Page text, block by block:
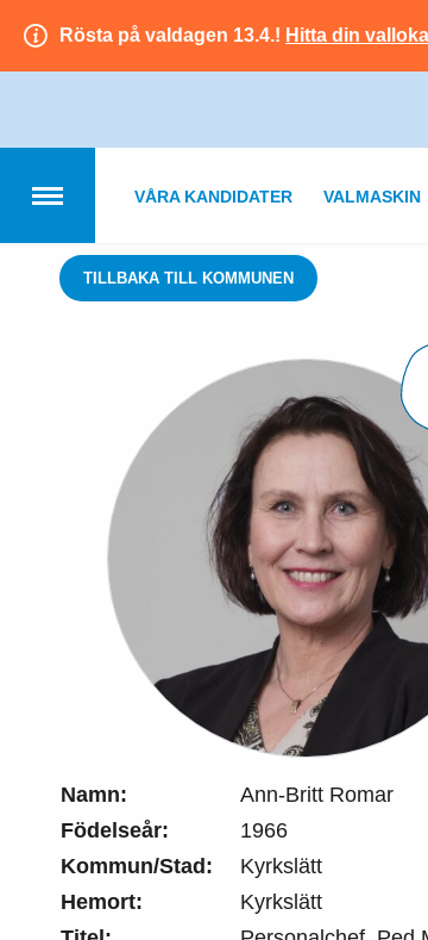
Rösta på valdagen 13.4.! Hitta din vallokal
VÅRA KANDIDATER VALMASKIN
TILLBAKA TILL KOMMUNEN
Namn:
Ann-Britt Romar
Födelseår:
1966
Kommun/Stad:
Kyrkslätt
Hemort:
Kyrkslätt